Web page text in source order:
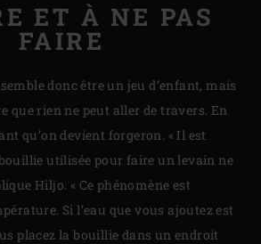
ET À NE PAS
FAIRE
donc être un jeu d’enfant, mais
que rien ne peut aller de travers. En
qu’on devient forgeron. « Il est
utilisée pour faire un levain ne
Hiljo. « Ce phénomène est
Si l’eau que vous ajoutez est
placez la bouillie dans un endroit